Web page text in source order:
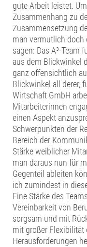
gute Arbeit leistet.
Zusammenhang zu
Zusammensetzung
man vermutlich doch
sagen: Das A³-Team
aus dem Blickwinkel
ganz offensichtlich
Blickwinkel all derer,
Wirtschaft GmbH
Mitarbeiterinnen
einen Aspekt
Schwerpunkten der
Bereich der
Stärke weiblicher
man daraus nun für
Gegenteil ableiten
ich zumindest in
Eine Stärke des
Vereinbarkeit von
sorgsam und mit
mit großer Flexibilität
Herausforderungen